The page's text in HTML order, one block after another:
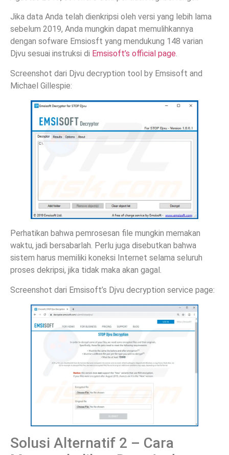
Jika data Anda telah dienkripsi oleh versi yang lebih lama
sebelum 2019, Anda mungkin dapat memulihkannya
dengan sofware Emsiosft yang mendukung 148 varian
Djvu sesuai instruksi di Emsisoft’s official page.
Screenshot dari Djvu decryption tool by Emsisoft and
Michael Gillespie:
Perhatikan bahwa pemrosesan file mungkin memakan
waktu, jadi bersabarlah. Perlu juga disebutkan bahwa
sistem harus memiliki koneksi Internet selama seluruh
proses dekripsi, jika tidak maka akan gagal.
Screenshot dari Emsisoft’s Djvu decryption service page:
Solusi Alternatif 2 – Cara